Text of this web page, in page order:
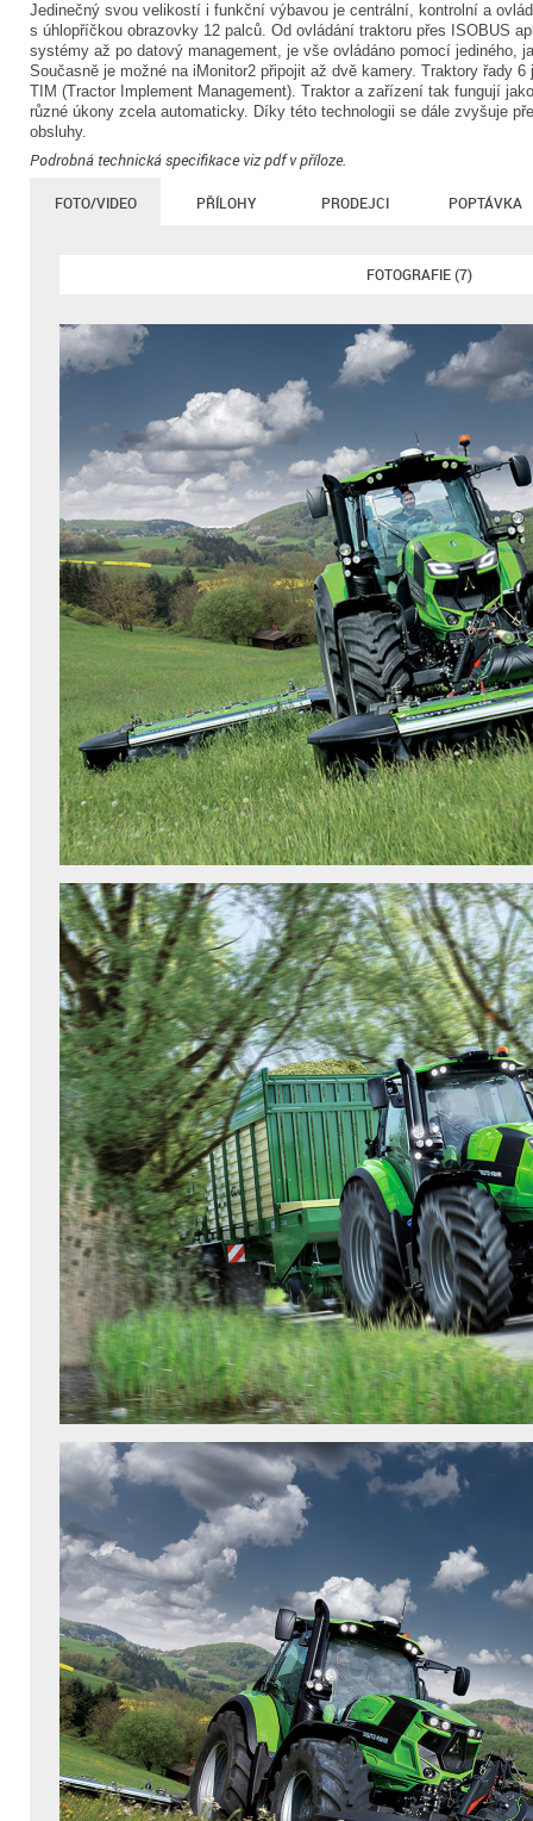
Jedinečný svou velikostí i funkční výbavou je centrální, kontrolní a
s úhlopříčkou obrazovky 12 palců. Od ovládání traktoru přes ISOBUS
systémy až po datový management, je vše ovládáno pomocí jediného,
Současně je možné na iMonitor2 připojit až dvě kamery. Traktory řady
TIM (Tractor Implement Management). Traktor a zařízení tak fungují
různé úkony zcela automaticky. Díky této technologii se dále zvyšuje
obsluhy.
Podrobná technická specifikace viz pdf v příloze.
FOTO/VIDEO PŘÍLOHY PRODEJCI POPTÁVKA
FOTOGRAFIE (7)